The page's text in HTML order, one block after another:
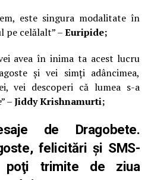
este singura modalitate în
pe celălalt” –Euripide;
avea în inima ta acest lucru
și vei simți adâncimea,
vei descoperi că lumea s-a
–Jiddy Krishnamurti;
de Dragobete.
felicitări şi SMS-
trimite de ziua